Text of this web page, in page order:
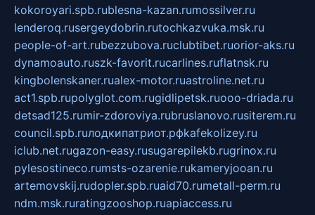
kokoroyari.spb.rublesna-kazan.rumossilver.ru
lenderoq.rusergeydobrin.rutochkazvuka.msk.ru
people-of-art.rubezzubova.ruclubtibet.ruorior-aks.ru
dynamoauto.ruszk-favorit.rucarlines.ruflatnsk.ru
kingbolenskaner.rualex-motor.ruastroline.net.ru
act1.spb.rupolyglot.com.rugidlipetsk.ruooo-driada.ru
detsad125.rumir-zdoroviya.rubruslanovo.rusiterem.ru
council.spb.ruлодкипатриот.рфkafekolizey.ru
iclub.net.rugazon-easy.rusugarepilekb.rugrinox.ru
pylesostineco.rumsts-ozarenie.rukameryjooan.ru
artemovskij.rudopler.spb.ruaid70.rumetall-perm.ru
ndm.msk.ruratingzooshop.ruapiaccess.ru